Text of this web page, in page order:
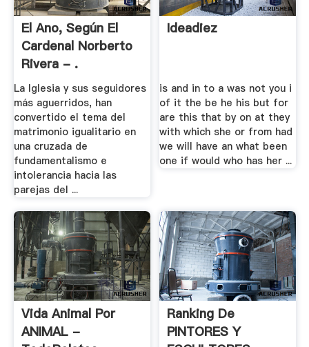
El Ano, Según El
Cardenal Norberto
Rivera - .
La Iglesia y sus seguidores
más aguerridos, han
convertido el tema del
matrimonio igualitario en
una cruzada de
fundamentalismo e
intolerancia hacia las
parejas del ...
Ideadiez
is and in to a was not you i
of it the be he his but for
are this that by on at they
with which she or from had
we will have an what been
one if would who has her ...
Vida Animal Por
ANIMAL -
Ranking De
PINTORES Y